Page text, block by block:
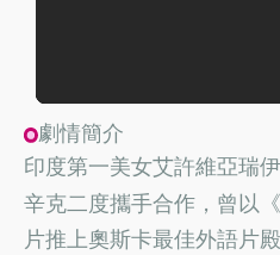
劇情簡介
印度第一美女艾許維亞瑞
辛克二度攜手合作，曾以《
片推上奧斯卡最佳外語片